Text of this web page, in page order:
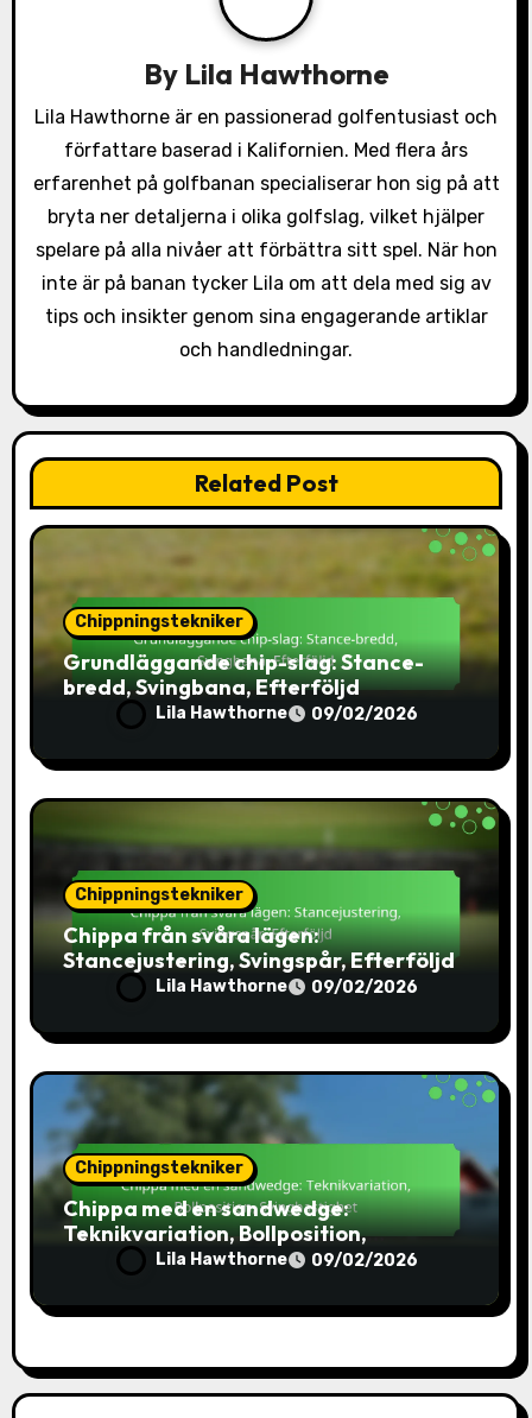
t
i
o
n
By Lila Hawthorne
Lila Hawthorne är en passionerad golfentusiast och
författare baserad i Kalifornien. Med flera års
erfarenhet på golfbanan specialiserar hon sig på att
bryta ner detaljerna i olika golfslag, vilket hjälper
spelare på alla nivåer att förbättra sitt spel. När hon
inte är på banan tycker Lila om att dela med sig av
tips och insikter genom sina engagerande artiklar
och handledningar.
Related Post
Chippningstekniker
Grundläggande chip-slag: Stance-
bredd, Svingbana, Efterföljd
Lila Hawthorne 09/02/2026
Chippningstekniker
Chippa från svåra lägen:
Stancejustering, Svingspår, Efterföljd
Lila Hawthorne 09/02/2026
Chippningstekniker
Chippa med en sandwedge:
Teknikvariation, Bollposition,
SvinghastighetLila Hawthorne 09/02/2026